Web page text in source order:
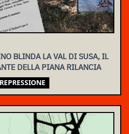
BLINDA LA VAL DI SUSA, IL
DELLA PIANA RILANCIA
REPRESSIONE